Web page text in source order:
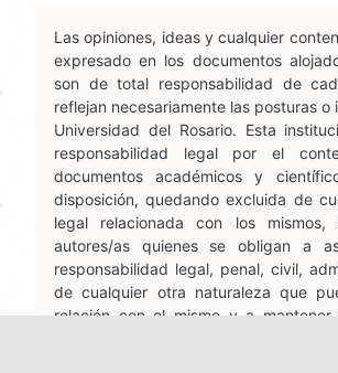
Las opiniones, ideas y cualquier
expresado en los documentos
son de total responsabilidad de
reflejan necesariamente las posturas o
Universidad del Rosario. Esta
responsabilidad legal por el
documentos académicos y
disposición, quedando excluida de
legal relacionada con los mismos,
autores/as quienes se obligan a
responsabilidad legal, penal, civil,
de cualquier otra naturaleza que
relación con el mismo y a mantener